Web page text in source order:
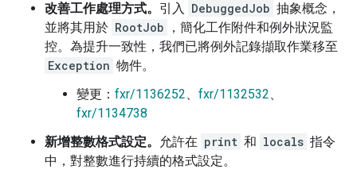
改善工作處理方式。 引入 DebuggedJob 抽象概念，
並將其用於 RootJob
，簡化工作附件和例外狀況監
控。為提升一致性，我們已將例外記錄擷取作業移至
Exception 物件。
變更： fxr/1136252、 fxr/1132532、
fxr/1134738
新增整數格式設定。
允許在 print 和 locals 指令
中，對整數進行持續的格式設定。